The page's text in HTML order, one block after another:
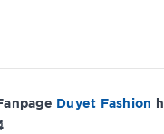
Duyet Fashion